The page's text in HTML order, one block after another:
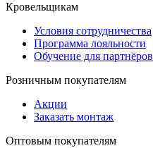
Кровельщикам
Условия сотрудничества
Программа лояльности
Обучение для партнёров
Розничным покупателям
Акции
Заказать монтаж
Оптовым покупателям